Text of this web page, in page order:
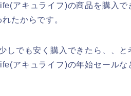
アキュライフ)の商品を購入で
たからです。
しでも安く購入できたら、、と
アキュライフ)の年始セールな